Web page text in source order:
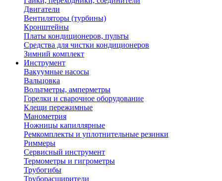
Двигатели
Вентиляторы (турбины)
Кронштейны
Платы кондиционеров, пульты
Средства для чистки кондиционеров
Зимний комплект
Инструмент
Вакуумные насосы
Вальцовка
Вольтметры, амперметры
Горелки и сварочное оборудование
Клещи пережимные
Манометрия
Ножницы капиллярные
Ремкомплекты и уплотнительные резинки
Риммеры
Сервисный инструмент
Термометры и гигрометры
Трубогибы
Труборасширители